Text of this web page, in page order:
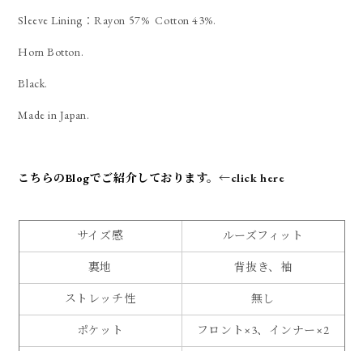
Sleeve Lining：Rayon 57% Cotton 43%.
Horn Botton.
Black.
Made in Japan.
こちらのBlogでご紹介しております。←click here
サイズ感 ルーズフィット
裏地 背抜き、袖
ストレッチ性 無し
ポケット フロント×3、インナー×2